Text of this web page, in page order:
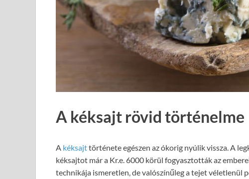
A kéksajt rövid történelme
A kéksajttörténete egészen az ókorig nyúlik vissza. A
kéksajtot már a Kr.e. 6000 körül fogyasztották az
technikája ismeretlen, de valószínűleg a tejet véletlenül